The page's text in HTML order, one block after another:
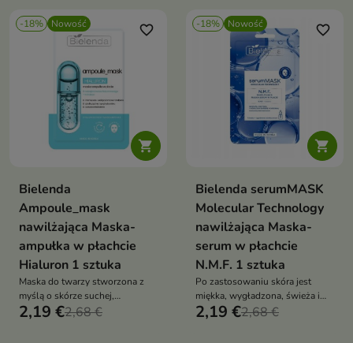
-18% Nowość

favorite_border
Bielenda
Ampoule_mask
nawilżająca Maska-
ampułka w płachcie
Hialuron 1 sztuka
Maska do twarzy stworzona z
myślą o skórze suchej,
odwodnionej i pozbawionej
2,19 €2,68 €
-18% Nowość

favorite_border
Bielenda serumMASK
Molecular Technology
nawilżająca Maska-
serum w płachcie
N.M.F. 1 sztuka
Po zastosowaniu skóra jest
miękka, wygładzona, świeża i
pełna blasku.
2,19 €2,68 €